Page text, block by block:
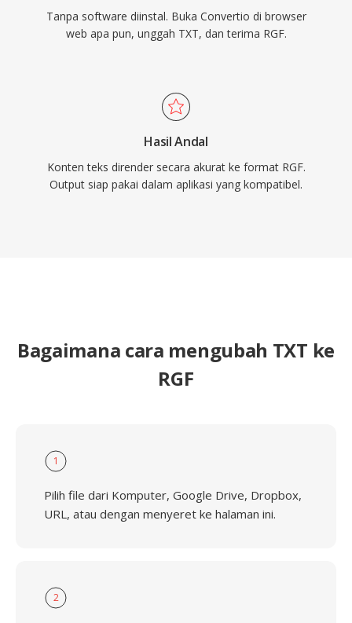
Tanpa software diinstal. Buka Convertio di browser
web apa pun, unggah TXT, dan terima RGF.
Hasil Andal
Konten teks dirender secara akurat ke format RGF.
Output siap pakai dalam aplikasi yang kompatibel.
Bagaimana cara mengubah TXT ke
RGF
1
Pilih file dari Komputer, Google Drive, Dropbox,
URL, atau dengan menyeret ke halaman ini.
2